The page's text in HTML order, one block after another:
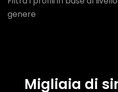
genere
Migliaia di